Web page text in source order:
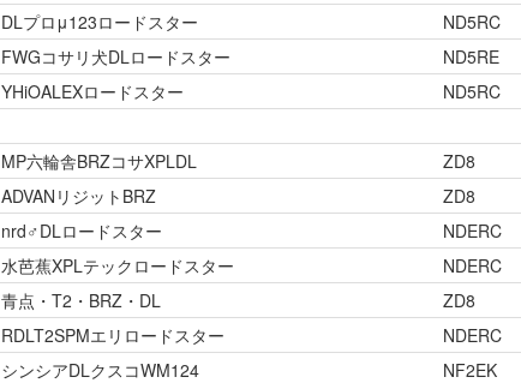
DLプロμ123ロードスター ND5RC
FWGコサリ犬DLロードスター ND5RE
YHiOALEXロードスター ND5RC
MP六輪舎BRZコサXPLDL ZD8
ADVANリジットBRZ ZD8
nrd♂DLロードスター NDERC
水芭蕉XPLテックロードスター NDERC
青点・T2・BRZ・DL ZD8
RDLT2SPMエリロードスター NDERC
シンシアDLクスコWM124 NF2EK